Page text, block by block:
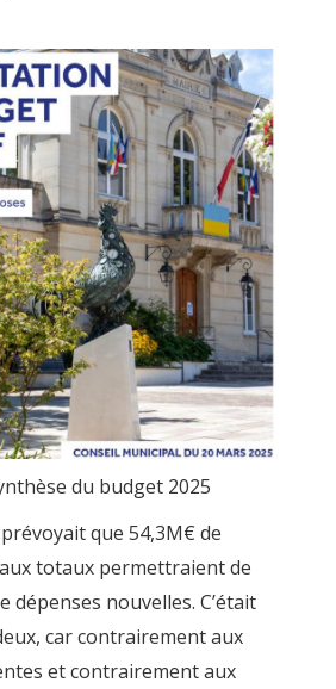
du budget 2025
que 54,3M€ de
totaux permettraient de
dépenses nouvelles. C’était
car contrairement aux
et contrairement aux